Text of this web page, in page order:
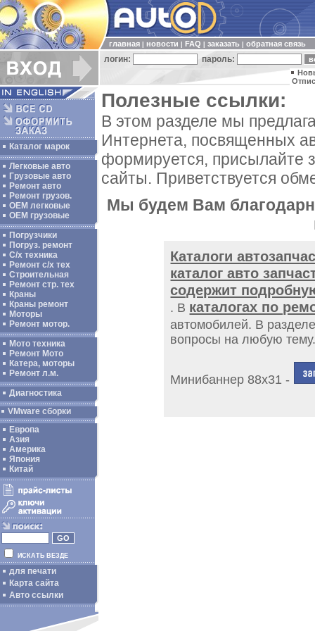
главная новости FAQ заказать обратная связь
логин: пароль:
Каталог марок
Легковые авто
Грузовые авто
Ремонт авто
Ремонт грузов.
ОЕМ легковые
OEM грузовые
Погрузчики
Погруз. ремонт
С/х техника
Ремонт с/х тех
Строительная
Ремонт стр. тех
Краны
Краны ремонт
Моторы
Ремонт мотор.
Мото техника
Ремонт Мото
Катера, моторы
Ремонт л.м.
Диагностика
VMware сборки
Европа
Азия
Америка
Япония
Китай
ИСКАТЬ ВЕЗДЕ
для печати
Карта сайта
Авто ссылки
Полезные ссылки:
В этом разделе мы
Интернета, посвященных
формируется, присылайте
сайты. Приветствуется
Мы будем Вам
Каталоги
каталог авто
содержит
. В каталогах по
автомобилей. В
вопросы на любую
Минибаннер 88х31 -